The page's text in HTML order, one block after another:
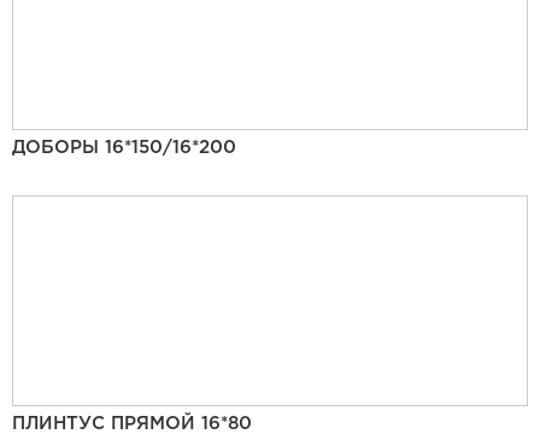
ДОБОРЫ 16*150/16*200
ПЛИНТУС ПРЯМОЙ 16*80